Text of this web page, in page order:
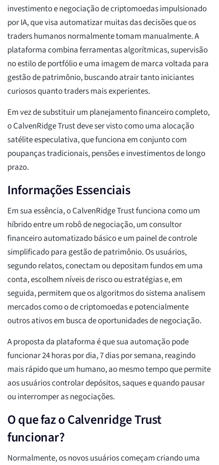
investimento e negociação de criptomoedas impulsionado
por IA, que visa automatizar muitas das decisões que os
traders humanos normalmente tomam manualmente. A
plataforma combina ferramentas algorítmicas, supervisão
no estilo de portfólio e uma imagem de marca voltada para
gestão de patrimônio, buscando atrair tanto iniciantes
curiosos quanto traders mais experientes.
Em vez de substituir um planejamento financeiro completo,
o CalvenRidge Trust deve ser visto como uma alocação
satélite especulativa, que funciona em conjunto com
poupanças tradicionais, pensões e investimentos de longo
prazo.
Informações Essenciais
Em sua essência, o CalvenRidge Trust funciona como um
híbrido entre um robô de negociação, um consultor
financeiro automatizado básico e um painel de controle
simplificado para gestão de patrimônio. Os usuários,
segundo relatos, conectam ou depositam fundos em uma
conta, escolhem níveis de risco ou estratégias e, em
seguida, permitem que os algoritmos do sistema analisem
mercados como o de criptomoedas e potencialmente
outros ativos em busca de oportunidades de negociação.
A proposta da plataforma é que sua automação pode
funcionar 24 horas por dia, 7 dias por semana, reagindo
mais rápido que um humano, ao mesmo tempo que permite
aos usuários controlar depósitos, saques e quando pausar
ou interromper as negociações.
O que faz o Calvenridge Trust
funcionar?
Normalmente, os novos usuários começam criando uma